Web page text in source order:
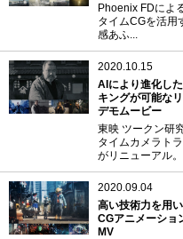
Phoenix FDによ
タイムCGを活用
感あふ...
2020.10.15
AIにより進化し
キングが可能な
デモムービー
東映 ツークン研
タイムカメラト
がリニューアル。
2020.09.04
高い技術力を用
CGアニメーショ
MV